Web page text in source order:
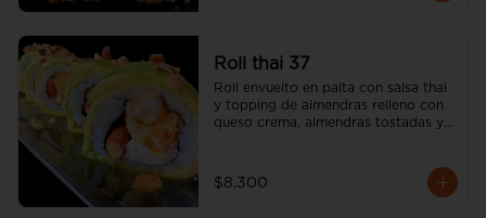
Roll thai 37
Roll envuelto en palta con salsa thai
y topping de almendras relleno con
queso crema, almendras tostadas y
$8.300